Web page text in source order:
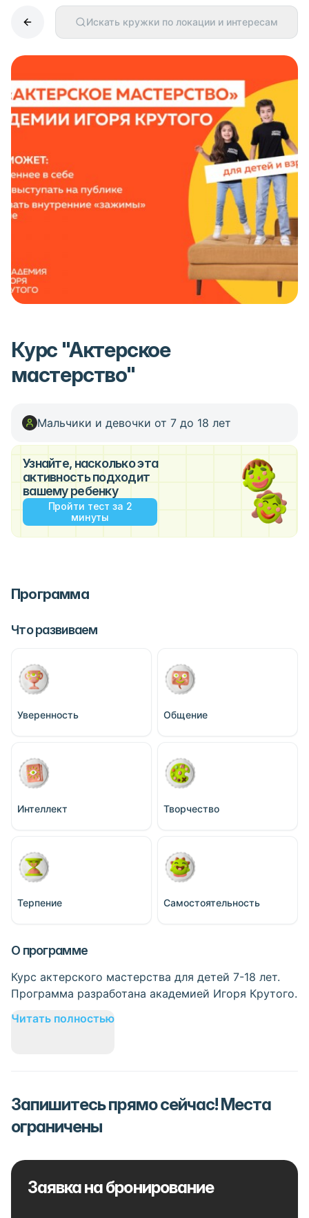
Искать кружки по локации и интересам
Курс "Актерское
мастерство"
Мальчики и девочки от 7 до 18 лет
Узнайте, насколько эта
активность подходит
вашему ребенку
Пройти тест за 2
минуты
Программа
Что развиваем
Уверенность Общение
Интеллект Творчество
Терпение Самостоятельность
О программе
Курс актерского мастерства для детей 7-18 лет.
Программа разработана академией Игоря Крутого.
Читать полностью
Запишитесь прямо сейчас! Места
ограничены
Заявка на бронирование